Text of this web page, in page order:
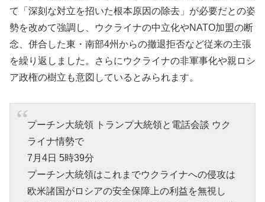
て「深刻な対立を招いた根本原因の除去」が必要だとの姿
勢を改めて強調し、ウクライナの中立化やNATO加盟の断
念、併合した東・南部4州からの撤退拒否など従来の主張
を繰り返しました。さらにウクライナの非軍事化や親ロシ
ア政権の樹立も意図しているとみられます。
プーチン大統領 トランプ大統領と電話会談 ウク
ライナ情勢で
7月4日 5時39分
プーチン大統領はこれまでウクライナへの侵攻は
欧米諸国がロシアの安全保障上の利益を無視し